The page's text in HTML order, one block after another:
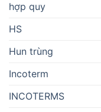
hợp quy
HS
Hun trùng
Incoterm
INCOTERMS